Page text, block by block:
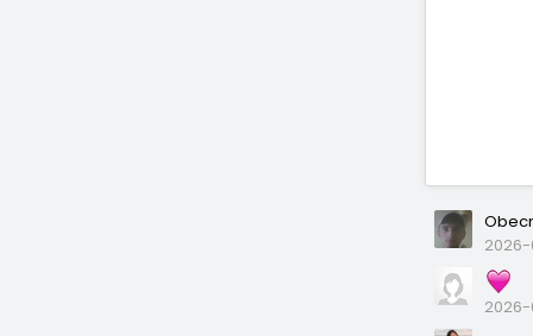
2026-
2026-